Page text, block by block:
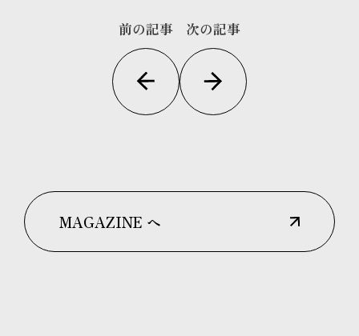
前の記事 次の記事
MAGAZINE へ